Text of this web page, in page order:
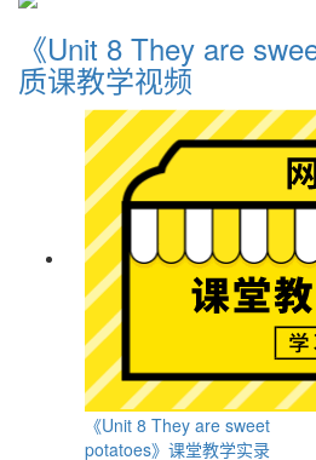
《Unit 8 They are
质课教学视频
《Unit 8 They are sweet
potatoes》课堂教学实录